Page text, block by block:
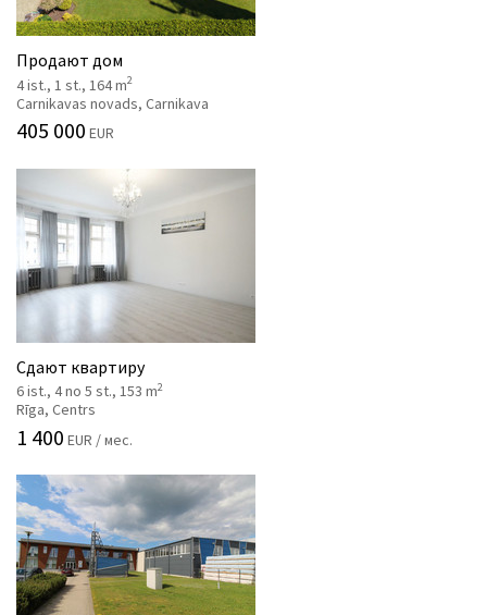
Продают дом
4 ist., 1 st., 164 m2
Carnikavas novads, Carnikava
405 000 EUR
Сдают квартиру
6 ist., 4 no 5 st., 153 m2
Rīga, Centrs
1 400 EUR / мес.